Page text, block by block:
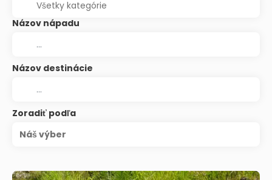
Názov nápadu
Názov destinácie
Zoradiť podľa
Náš výber